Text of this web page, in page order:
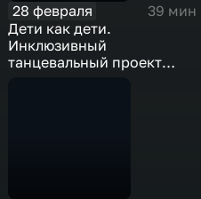
28 февраля
39 мин
Дети как дети.
Инклюзивный
танцевальный проект